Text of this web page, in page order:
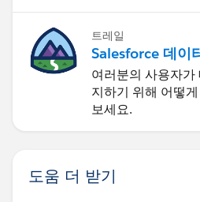
트레일
Salesforce 데이
여러분의 사용자
지하기 위해 어떻
보세요.
도움 더 받기